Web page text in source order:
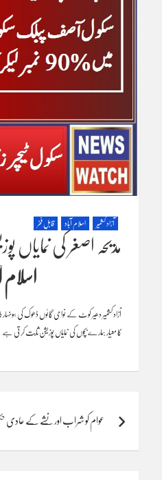
آزاد کشمیر اسلام آباد قابلِ فخر
مدیحہ اصغر کی نمایاں
اسلام
کا معیار ہمارے بچوں کی نمایاں پوزیشن ثابت کرتی ہے
navigation
عوام کو شراب اور نشے کے عادی